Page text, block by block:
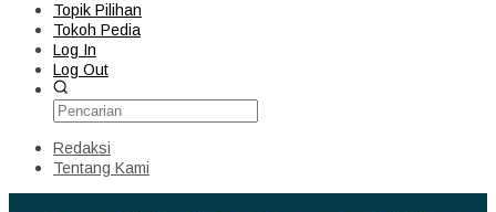
Topik Pilihan
Tokoh Pedia
Log In
Log Out
Redaksi
Tentang Kami